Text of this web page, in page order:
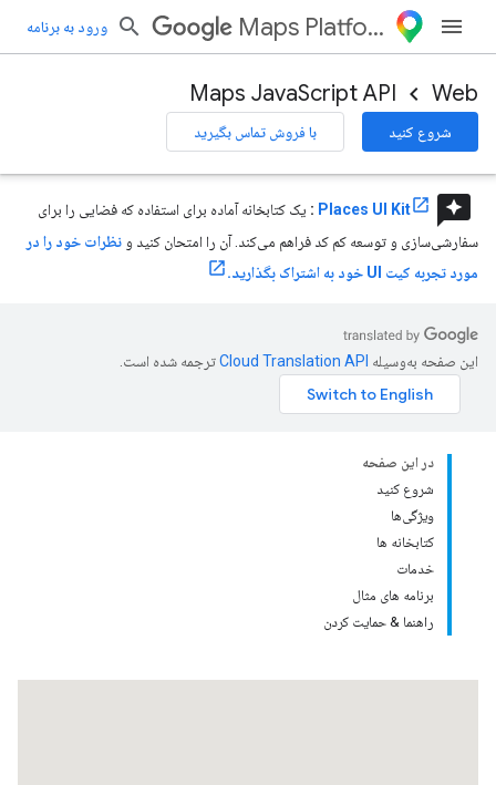
Maps Platform ورود به برنامه
Web
Maps JavaScript API
شروع کنید با فروش تماس بگیرید
reviews
Places UI Kit
: یک کتابخانه آماده برای استفاده که فضایی را برای
سفارشی‌سازی و توسعه کم کد فراهم می‌کند. آن را امتحان کنید و نظرات خود را در
مورد تجربه کیت UI خود به اشتراک بگذارید.
این صفحه به‌وسیله ترجمه شده است.
در این صفحه
شروع کنید
ویژگی‌ها
کتابخانه ها
خدمات
برنامه های مثال
راهنما & حمایت کردن